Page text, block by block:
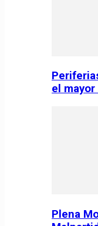
el
Plena